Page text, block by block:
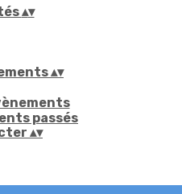
▴▾
▴▾
passés
▴▾